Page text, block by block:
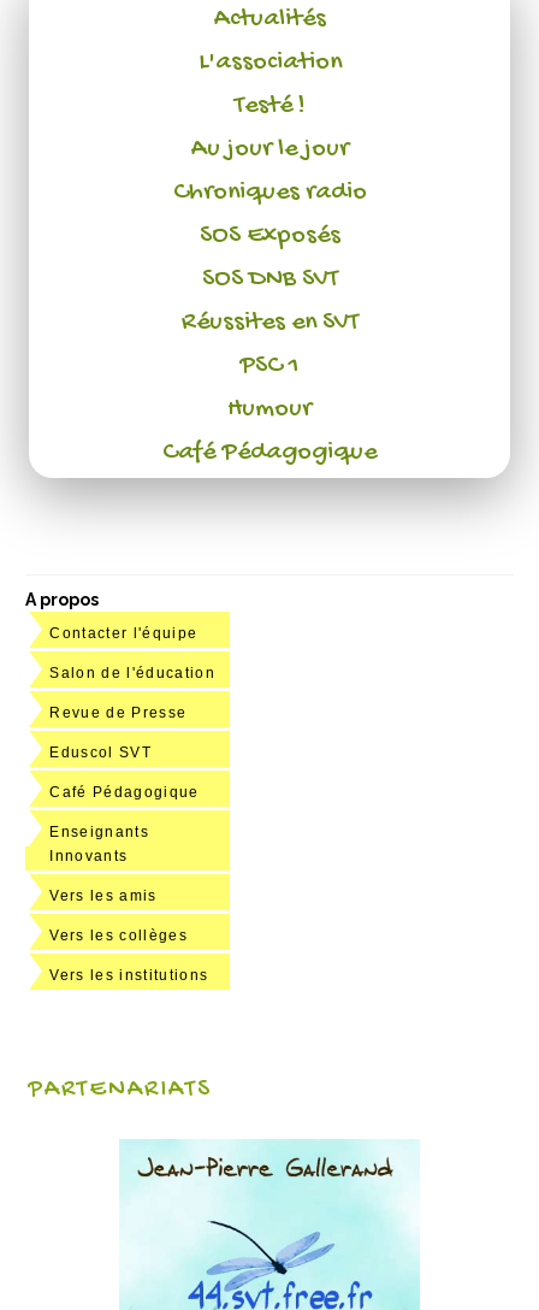
Actualités
L'association
Testé !
Au jour le jour
Chroniques radio
SOS Exposés
SOS DNB SVT
Réussites en SVT
PSC 1
Humour
Café Pédagogique
A propos
Contacter l'équipe
Salon de l'éducation
Revue de Presse
Eduscol SVT
Café Pédagogique
Enseignants
Innovants
Vers les amis
Vers les collèges
Vers les institutions
PARTENARIATS